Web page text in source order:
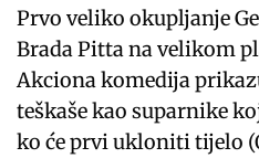
Prvo veliko okupljanje
Brada Pitta na velikom
Akciona komedija
teškaše kao suparnike
ko će prvi ukloniti tijelo